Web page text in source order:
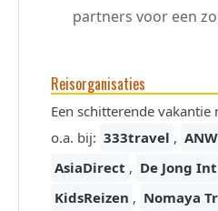
partners voor een
Reisorganisaties
Een schitterende vakantie
o.a. bij: 333travel ,
AsiaDirect , De Jong
KidsReizen , Nomaya